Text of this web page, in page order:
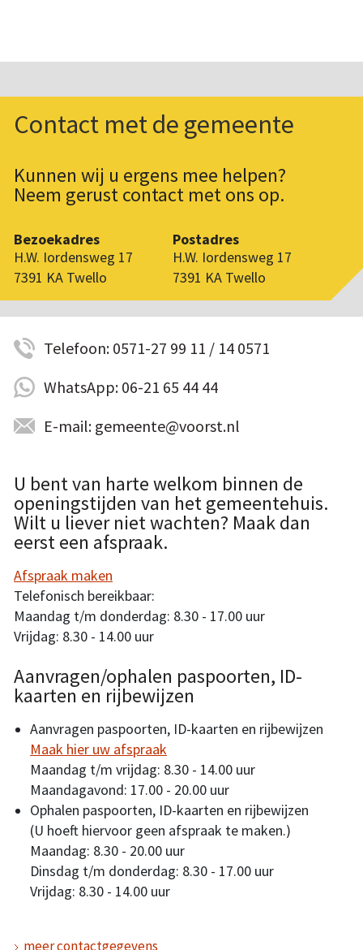
Contact met de gemeente
Kunnen wij u ergens mee helpen?
Neem gerust contact met ons op.
Bezoekadres
H.W. Iordensweg 17
7391 KA Twello
Postadres
H.W. Iordensweg 17
7391 KA Twello
Telefoon: 0571-27 99 11 / 14 0571
WhatsApp: 06-21 65 44 44
E-mail: gemeente@voorst.nl
U bent van harte welkom binnen de
openingstijden van het gemeentehuis.
Wilt u liever niet wachten? Maak dan
eerst een afspraak.
Afspraak maken
Telefonisch bereikbaar:
Maandag t/m donderdag: 8.30 - 17.00 uur
Vrijdag: 8.30 - 14.00 uur
Aanvragen/ophalen paspoorten, ID-
kaarten en rijbewijzen
Aanvragen paspoorten, ID-kaarten en rijbewijzen
Maak hier uw afspraak
Maandag t/m vrijdag: 8.30 - 14.00 uur
Maandagavond: 17.00 - 20.00 uur
Ophalen paspoorten, ID-kaarten en rijbewijzen
(U hoeft hiervoor geen afspraak te maken.)
Maandag: 8.30 - 20.00 uur
Dinsdag t/m donderdag: 8.30 - 17.00 uur
Vrijdag: 8.30 - 14.00 uur
meer contactgegevens